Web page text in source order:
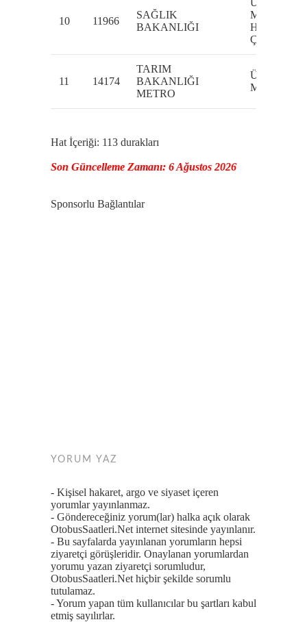
10 11966
SAĞLIK
BAKANLIĞI
Üniversiteler
Mh.Bilkent
Hastanesi
Çankaya
11 14174
TARIM
BAKANLIĞI
METRO
Üniversiteler
Hat İçeriği: 113 durakları
Son Güncelleme Zamanı: 6 Ağustos 2026
Sponsorlu Bağlantılar
YORUM YAZ
- Kişisel hakaret, argo ve siyaset içeren
yorumlar yayınlanmaz.
- Göndereceğiniz yorum(lar) halka açık olarak
OtobusSaatleri.Net internet sitesinde yayınlanır.
- Bu sayfalarda yayınlanan yorumların hepsi
ziyaretçi görüşleridir. Onaylanan yorumlardan
yorumu yazan ziyaretçi sorumludur,
OtobusSaatleri.Net hiçbir şekilde sorumlu
tutulamaz.
- Yorum yapan tüm kullanıcılar bu şartları kabul
etmiş sayılırlar.